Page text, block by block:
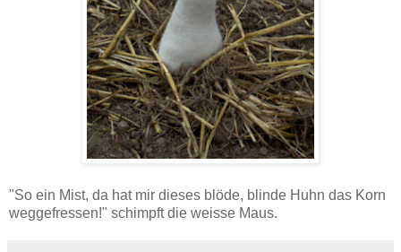
"So ein Mist, da hat mir dieses blöde, blinde Huhn das Korn
weggefressen!" schimpft die weisse Maus.